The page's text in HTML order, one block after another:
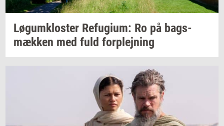
Løgum­klo­ster Re­fu­gi­um: Ro på bags­
mæk­ken med fuld for­plej­ning